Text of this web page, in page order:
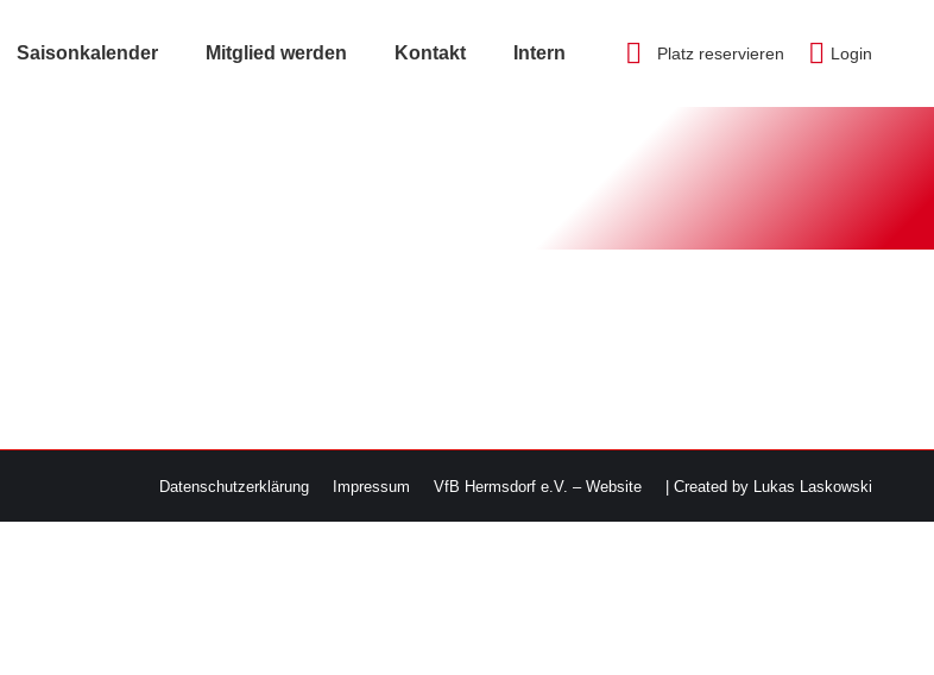
Saisonkalender Mitglied werden Kontakt Intern Platz reservieren Login
Datenschutzerklärung Impressum VfB Hermsdorf e.V. – Website | Created by Lukas Laskowski